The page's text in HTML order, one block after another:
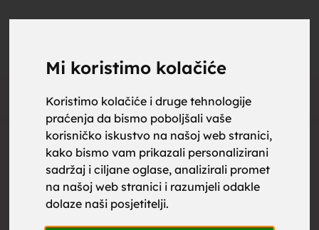
Mi koristimo kolačiće
Koristimo kolačiće i druge tehnologije
praćenja da bismo poboljšali vaše
korisničko iskustvo na našoj web stranici,
kako bismo vam prikazali personalizirani
sadržaj i ciljane oglase, analizirali promet
na našoj web stranici i razumjeli odakle
dolaze naši posjetitelji.
Oglas
upoznaj
za brak,